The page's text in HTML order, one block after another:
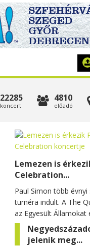
22285
koncert
4810
előadó
Lemezen is
Celebration...
Paul Simon több
turnéra indult. A The
az Egyesült Államokat
jelenik meg...